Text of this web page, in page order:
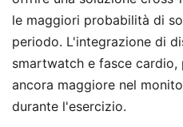
le maggiori probabilità di
periodo. L'integrazione di
smartwatch e fasce
ancora maggiore nel
durante l'esercizio.